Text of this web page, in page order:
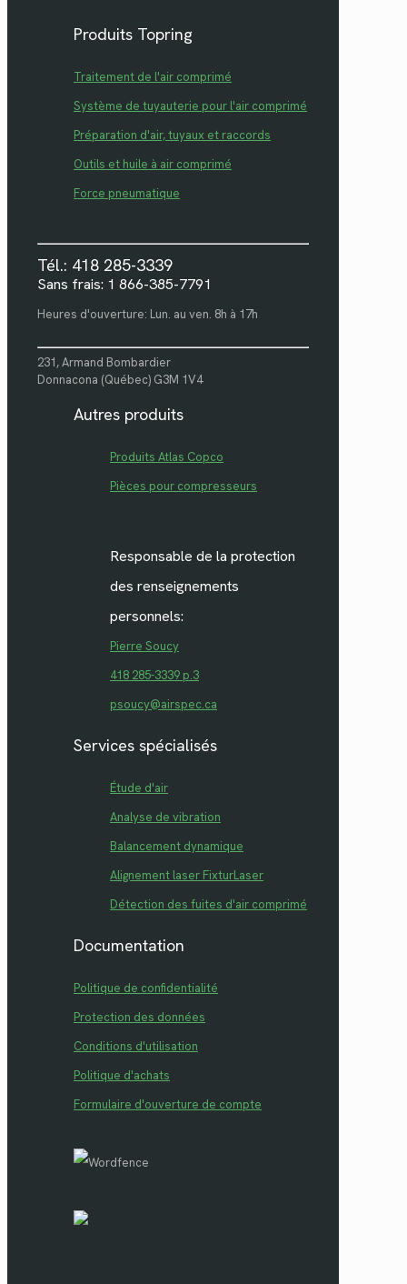
Produits Topring
Traitement de l'air comprimé
Système de tuyauterie pour l'air comprimé
Préparation d'air, tuyaux et raccords
Outils et huile à air comprimé
Force pneumatique
Tél.: 418 285-3339
Sans frais: 1 866-385-7791
Heures d'ouverture: Lun. au ven. 8h à 17h
231, Armand Bombardier
Donnacona (Québec) G3M 1V4
Autres produits
Produits Atlas Copco
Pièces pour compresseurs
Responsable de la protection
des renseignements
personnels:
Pierre Soucy
418 285-3339 p.3
psoucy@airspec.ca
Services spécialisés
Étude d'air
Analyse de vibration
Balancement dynamique
Alignement laser FixturLaser
Détection des fuites d'air comprimé
Documentation
Politique de confidentialité
Protection des données
Conditions d'utilisation
Politique d'achats
Formulaire d'ouverture de compte